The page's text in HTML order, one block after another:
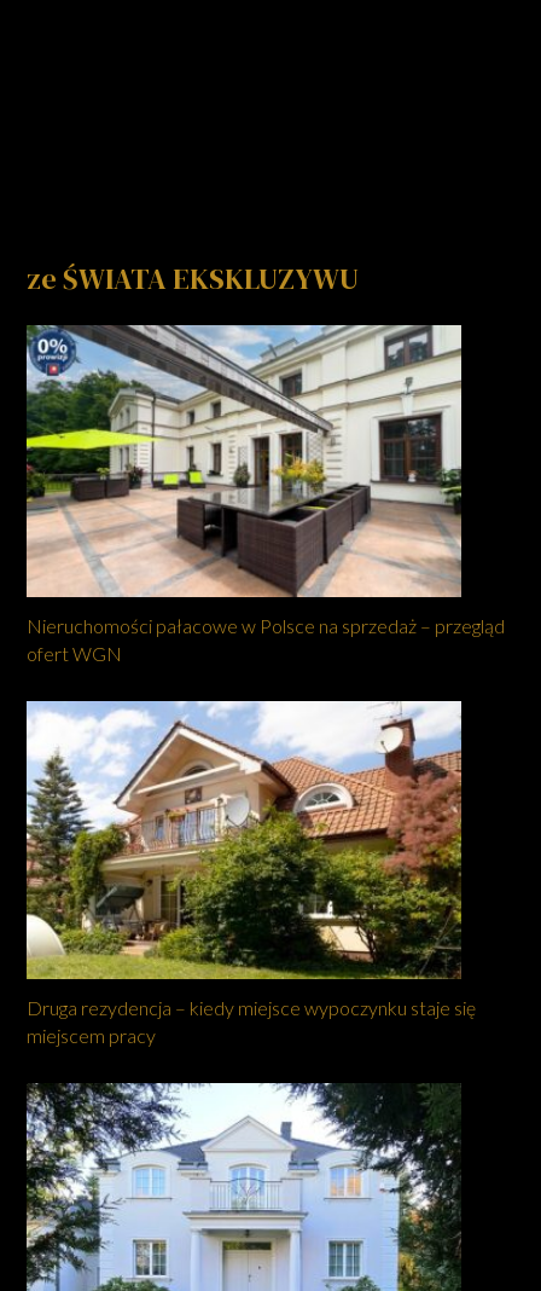
ze ŚWIATA EKSKLUZYWU
Nieruchomości pałacowe w Polsce na sprzedaż – przegląd
ofert WGN
Druga rezydencja – kiedy miejsce wypoczynku staje się
miejscem pracy